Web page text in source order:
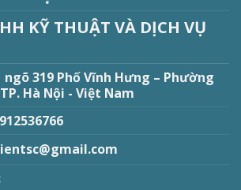
KỸ THUẬT VÀ DỊCH VỤ
ngõ 319 Phố Vĩnh Hưng – Phường
Hà Nội - Việt Nam